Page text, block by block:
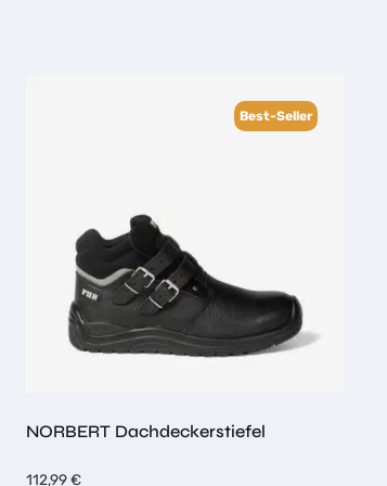
Best-Seller
NORBERT Dachdeckerstiefel
112,99€